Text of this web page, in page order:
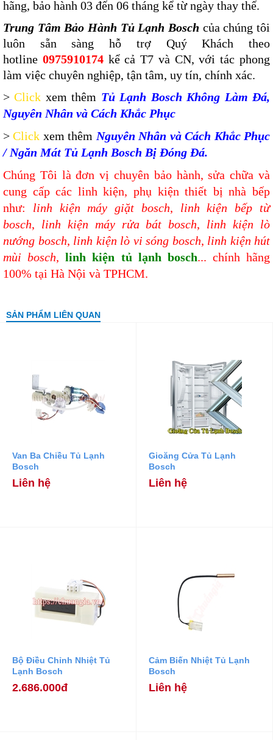
hãng, bảo hành 03 đến 06 tháng kể từ ngày thay thế.
Trung Tâm Bảo Hành Tủ Lạnh Bosch của chúng tôi
luôn sẵn sàng hỗ trợ Quý Khách theo
hotline 0975910174kể cả T7 và CN, với tác phong
làm việc chuyên nghiệp, tận tâm, uy tín, chính xác.
>Click xem thêm Tủ Lạnh Bosch Không Làm Đá,
Nguyên Nhân và Cách Khắc Phục
>Click xem thêm Nguyên Nhân và Cách Khắc Phục
/ Ngăn Mát Tủ Lạnh Bosch Bị Đóng Đá.
Chúng Tôi là đơn vị chuyên bảo hành, sửa chữa và
cung cấp các linh kiện, phụ kiện thiết bị nhà bếp
như: linh kiện máy giặt bosch,
linh kiện bếp từ
bosch, linh kiện máy rửa bát bosch, linh kiện lò
nướng bosch, linh kiện lò vi sóng bosch, linh kiện hút
mùi bosch, linh kiện tủ lạnh bosch... chính hãng
100% tại Hà Nội và TPHCM.
SẢN PHẨM LIÊN QUAN
Van Ba Chiều Tủ Lạnh
Bosch
Liên hệ
Gioăng Cửa Tủ Lạnh
Bosch
Liên hệ
Bộ Điều Chỉnh Nhiệt Tủ
Lạnh Bosch
2.686.000đ
Cảm Biến Nhiệt Tủ Lạnh
Bosch
Liên hệ